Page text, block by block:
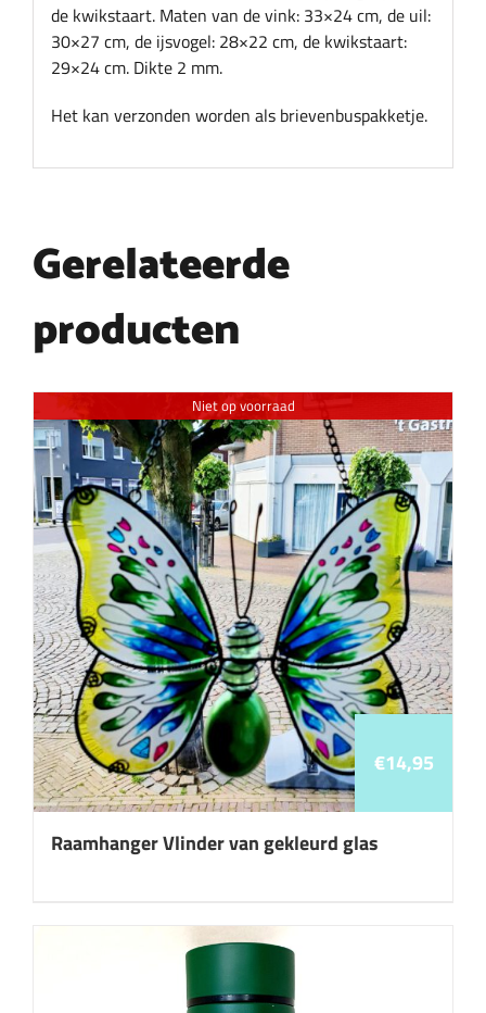
de kwikstaart. Maten van de vink: 33×24 cm, de uil:
30×27 cm, de ijsvogel: 28×22 cm, de kwikstaart:
29×24 cm. Dikte 2 mm.
Het kan verzonden worden als brievenbuspakketje.
Gerelateerde
producten
Niet op voorraad
Raamhanger Vlinder van gekleurd glas
€14,95